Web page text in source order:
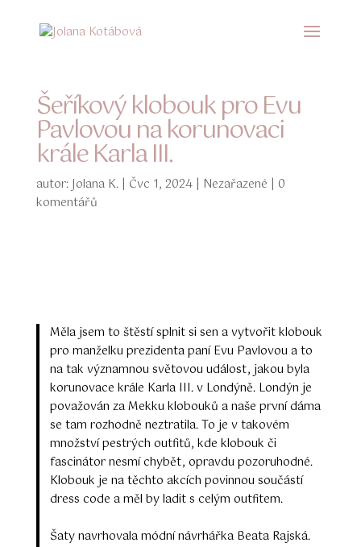
Šeříkový klobouk pro Evu
Pavlovou na korunovaci
krále Karla III.
autor:Jolana K.| Čvc 1, 2024| Nezařazené | 0
komentářů
Měla jsem to štěstí splnit si sen a vytvořit klobouk
pro manželku prezidenta paní Evu Pavlovou a to
na tak významnou světovou událost, jakou byla
korunovace krále Karla III. v Londýně. Londýn je
považován za Mekku klobouků a naše první dáma
se tam rozhodně neztratila. To je v takovém
množství pestrých outfitů, kde klobouk či
fascinátor nesmí chybět, opravdu pozoruhodné.
Klobouk je na těchto akcích povinnou součástí
dress code a měl by ladit s celým outfitem.
Šaty navrhovala módní návrhářka Beata Rajská.